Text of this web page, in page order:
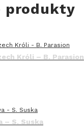
produkty
Króli – B. Parasion
– S. Suska